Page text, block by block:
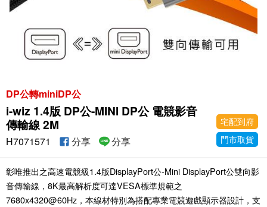
DP公轉miniDP公
i-wiz 1.4版 DP公-MINI DP公 電競影音
傳輸線 2M
宅配到府
門市取貨
H7071571 分享 分享
彰唯推出之高速電競級1.4版DisplayPort公-Mini DisplayPort公雙向影
音傳輸線，8K最高解析度可達VESA標準規範之
7680x4320@60Hz，本線材特別為搭配專業電競遊戲顯示器設計，支